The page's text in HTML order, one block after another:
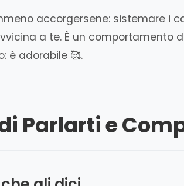
accorgersene: sistemare i
a te. È un comportamento
è adorabile 🥰.
Parlarti e